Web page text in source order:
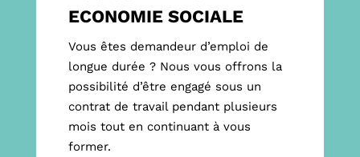
ECONOMIE SOCIALE
Vous êtes demandeur d’emploi de
longue durée ? Nous vous offrons la
possibilité d’être engagé sous un
contrat de travail pendant plusieurs
mois tout en continuant à vous
former.